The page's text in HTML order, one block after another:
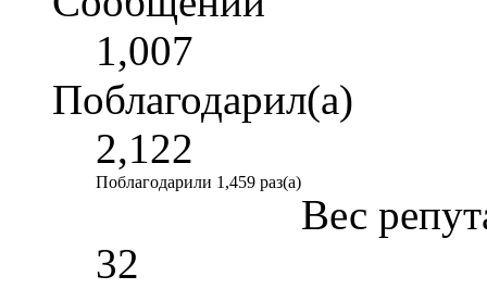
1,007
Поблагодарил(а)
2,122
Поблагодарили 1,459 раз(а)
Вес
32